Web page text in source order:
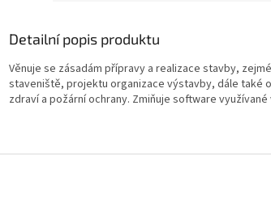
Detailní popis produktu
Věnuje se zásadám přípravy a realizace stavby,
staveniště, projektu organizace výstavby, dále také
zdraví a požární ochrany. Zmiňuje software